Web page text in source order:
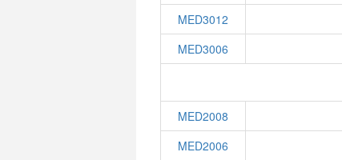
MED3012
MED3006
MED2008
MED2006